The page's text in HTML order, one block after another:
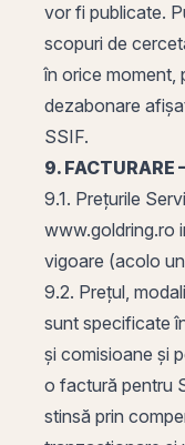
vor fi publicate.
scopuri de
în orice moment,
dezabonare
SSIF.
9. FACTURARE
9.1. Prețurile
www.goldring.ro
vigoare (acolo
9.2. Prețul,
sunt specificate
și comisioane și
o factură pentru
stinsă prin